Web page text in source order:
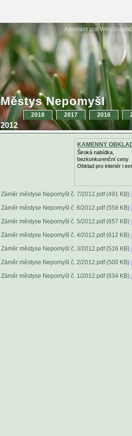
Administrace WebSnadno
Městys Nepomyšl
2012
2016
2017
2018
KAMENNÝ
Široká nabídka,
bezkonkurenční ceny
Obklad pro interiér i
Záměr městyse Nepomyšl č. 7/2012.pdf (491 KB)
Záměr městyse Nepomyšl č. 6/2012.pdf (558 KB)
Záměr městyse Nepomyšl č. 5/2012.pdf (657 KB)
Záměr městyse Nepomyšl č. 4/2012.pdf (612 KB)
Záměr městyse Nepomyšl č. 3/2012.pdf (516 KB)
Záměr městyse Nepomyšl č. 2/2012.pdf (500 KB)
Záměr městyse Nepomyšl č. 1/2012.pdf (634 KB)